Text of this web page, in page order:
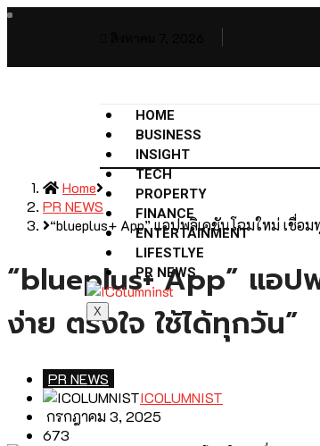
HOME
BUSINESS
INSIGHT
TECH
PROPERTY
FINANCE
ENTERTAINMENT
LIFESTLYE
PR NEWS
X
Home
PR NEWS
“blueplus+ App” แอปพลิเคชันโฉมใหม่ เชื่อ
“blueplus+ App” แอป
ง่าย ตรงใจ ใช้ได้ทุกวัน”
PR NEWS
ICOLUMNIST
กรกฎาคม 3, 2025
673